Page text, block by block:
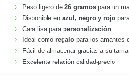
Peso ligero de 26 gramospara un
Disponible en azul, negro y rojo
Cara lisa para personalización
Ideal como regalopara los amantes
Fácil de almacenar gracias a su
Excelente relación calidad-precio